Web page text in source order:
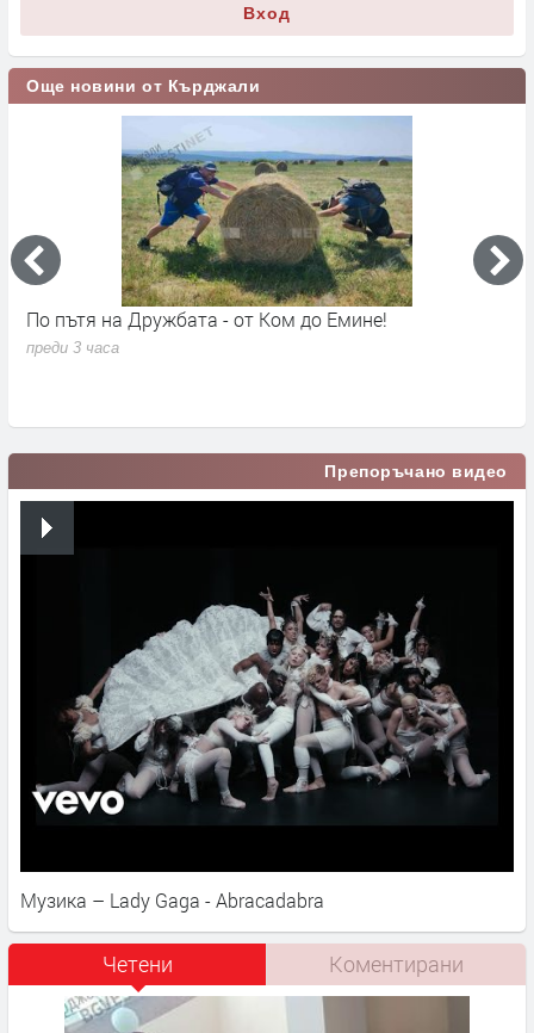
Вход
Още новини от Кърджали
По пътя на Дружбата - от Ком до Емине!
преди 3 часа
Препоръчано видео
Музика – Lady Gaga - Abracadabra
Четени Коментирани